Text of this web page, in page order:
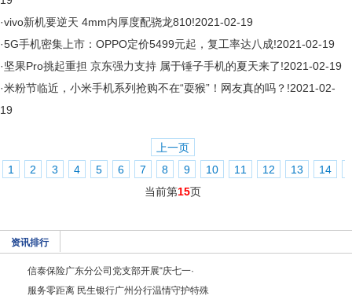
·vivo新机要逆天 4mm内厚度配骁龙810!2021-02-19
·5G手机密集上市：OPPO定价5499元起，复工率达八成!2021-02-19
·坚果Pro挑起重担 京东强力支持 属于锤子手机的夏天来了!2021-02-19
·米粉节临近，小米手机系列抢购不在“耍猴”！网友真的吗？!2021-02-
19
上一页
1
2 3 4 5 6 7 8 9 10 11 12 13 14
当前第15页
资讯排行
信泰保险广东分公司党支部开展“庆七一·
服务零距离 民生银行广州分行温情守护特殊